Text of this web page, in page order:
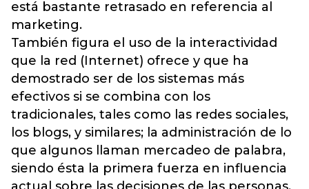
está bastante retrasado en referencia al
marketing.
También figura el uso de la interactividad
que la red (Internet) ofrece y que ha
demostrado ser de los sistemas más
efectivos si se combina con los
tradicionales, tales como las redes sociales,
los blogs, y similares; la administración de lo
que algunos llaman mercadeo de palabra,
siendo ésta la primera fuerza en influencia